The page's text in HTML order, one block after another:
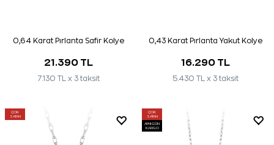
0,64 Karat Pırlanta Safir Kolye
21.390 TL
7.130 TL x 3 taksit
0,43 Karat Pırlanta Yakut Kolye
16.290 TL
5.430 TL x 3 taksit
ÇOK
SATAN
ÇOK
SATAN
AYNI GÜN
KARGO